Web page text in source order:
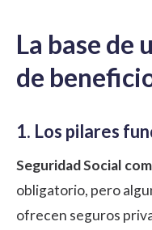
La base de
de
1. Los pilares
Seguridad Social
obligatorio, pero
ofrecen seguros